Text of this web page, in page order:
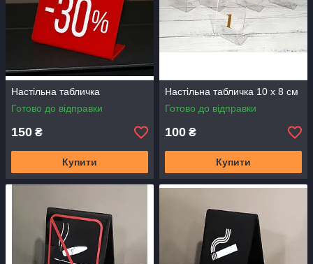
Настільна табличка
Готово до відправки
150 ₴
Купити
Настільна табличка 10 х 8 см
Готово до відправки
100 ₴
Купити